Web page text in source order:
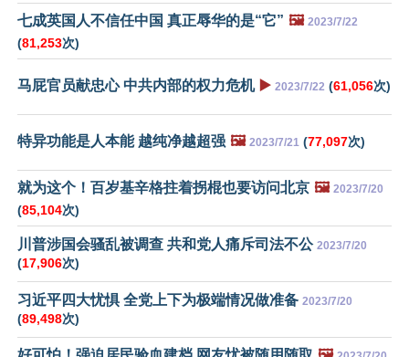
七成英国人不信任中国 真正辱华的是“它” 🖼️ 2023/7/22
(81,253次)
马屁官员献忠心 中共内部的权力危机 ▶️ 2023/7/22 (61,056次)
特异功能是人本能 越纯净越超强 🖼️ 2023/7/21 (77,097次)
就为这个！百岁基辛格拄着拐棍也要访问北京 🖼️ 2023/7/20
(85,104次)
川普涉国会骚乱被调查 共和党人痛斥司法不公 2023/7/20
(17,906次)
习近平四大忧惧 全党上下为极端情况做准备 2023/7/20
(89,498次)